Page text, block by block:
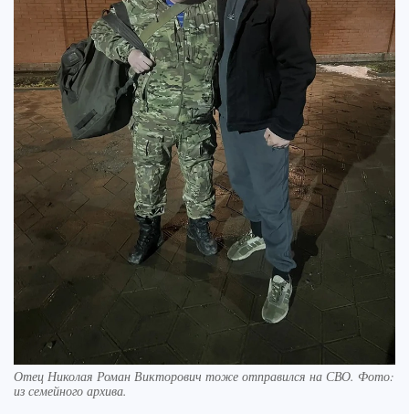
Отец Николая Роман Викторович тоже отправился на СВО. Фото:
из семейного архива.